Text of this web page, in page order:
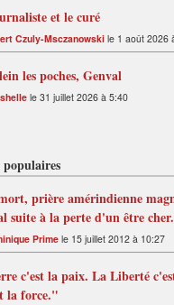
et le curé
Czuly-Msczanowski le 1 août 2026
les poches, Genval
le 31 juillet 2026 à 5:40
prière amérindienne
suite à la perte d'un être cher.
Prime le 15 juillet 2012 à 10:27
c'est la paix. La Liberté
la force."